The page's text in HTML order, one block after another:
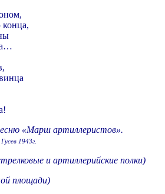
конца,
«Марш артиллеристов».
1943г
и артиллерийские полки)
площади)